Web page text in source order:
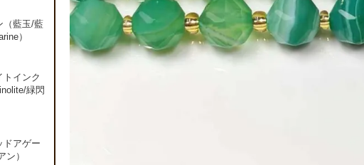
（藍玉/藍
）
トインク
緑閃
ドアゲー
ン）